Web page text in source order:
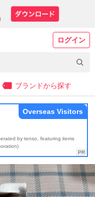
ログイン
ブランドから探す
by tenso, featuring items
Overseas Visitors